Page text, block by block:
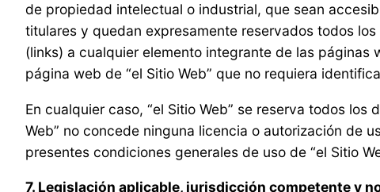
de propiedad intelectual o industrial, que sean
titulares y quedan expresamente reservados todos
(links) a cualquier elemento integrante de las páginas
página web de “el Sitio Web” que no requiera
En cualquier caso, “el Sitio Web” se reserva todos
Web” no concede ninguna licencia o autorización de
presentes condiciones generales de uso de “el Sitio
7. Legislación aplicable, jurisdicción competente y